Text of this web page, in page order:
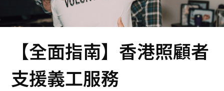
【全面指南】香港照顧者
支援義工服務